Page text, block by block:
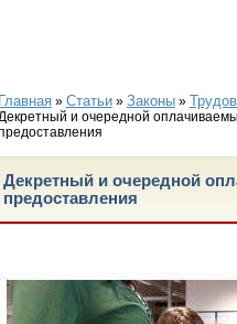
Главная» Статьи» Законы»
и очередной
Декретный и очередной
предоставления